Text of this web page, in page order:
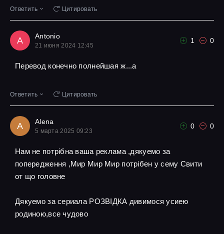
Ответить Цитировать
A Antonio
21 июня 2024 12:45
1 0
Перевод конечно полнейшая ж...а
Ответить Цитировать
A Alena
5 марта 2025 09:23
0 0
Нам не потрібна ваша реклама ,дякуемо за
попередження ,Мир Мир Мир потрібен у сему Свити
от що головне
Дякуемо за сериала РОЗВІДКА дивимося усиею
родиною,все чудово